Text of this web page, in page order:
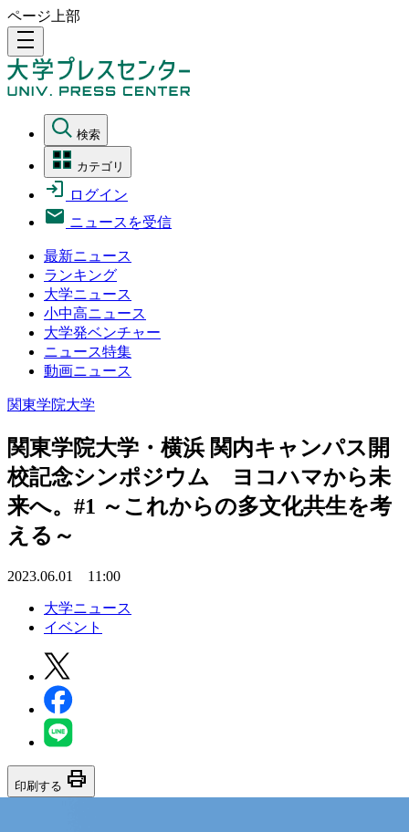
ページ上部
density_medium
検索
カテゴリ
ログイン
ニュースを受信
最新ニュース
ランキング
大学ニュース
小中高ニュース
大学発ベンチャー
ニュース特集
動画ニュース
関東学院大学
関東学院大学・横浜 関内キャンパス開
校記念シンポジウム ヨコハマから未
来へ。#1 ～これからの多文化共生を考
える～
2023.06.01 11:00
大学ニュース
イベント
印刷する print